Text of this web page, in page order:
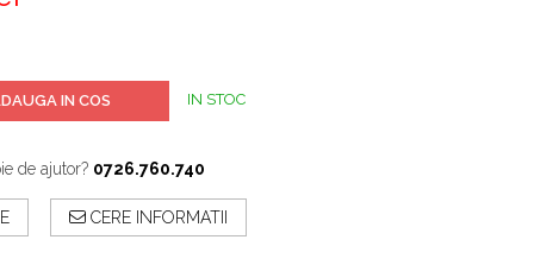
IN COS IN STOC
de ajutor? 0726.760.740
CERE INFORMATII